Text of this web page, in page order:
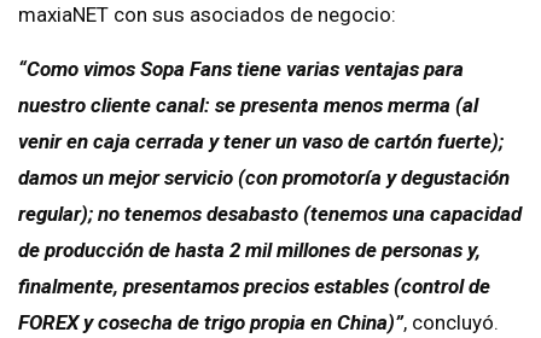
maxiaNET con sus asociados de negocio:
“Como vimos Sopa Fans tiene varias ventajas para
nuestro cliente canal: se presenta menos merma (al
venir en caja cerrada y tener un vaso de cartón fuerte);
damos un mejor servicio (con promotoría y degustación
regular); no tenemos desabasto (tenemos una capacidad
de producción de hasta 2 mil millones de personas y,
finalmente, presentamos precios estables (control de
FOREX y cosecha de trigo propia en China)”, concluyó.